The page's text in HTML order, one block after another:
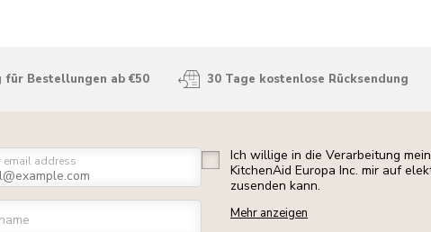
Bestellungen ab €50 30 Tage kostenlose Rücksendung
email address
Ich willige in die Verarbeitung
KitchenAid Europa Inc. mir auf
zusenden kann.
Mehr anzeigen